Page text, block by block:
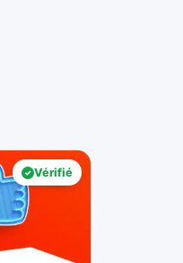
Vérifié